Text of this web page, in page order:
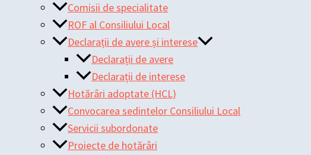
Comisii de specialitate
ROF al Consiliului Local
Declarații de avere și interese
Declarații de avere
Declarații de interese
Hotărâri adoptate (HCL)
Convocarea sedintelor Consiliului Local
Servicii subordonate
Proiecte de hotărâri